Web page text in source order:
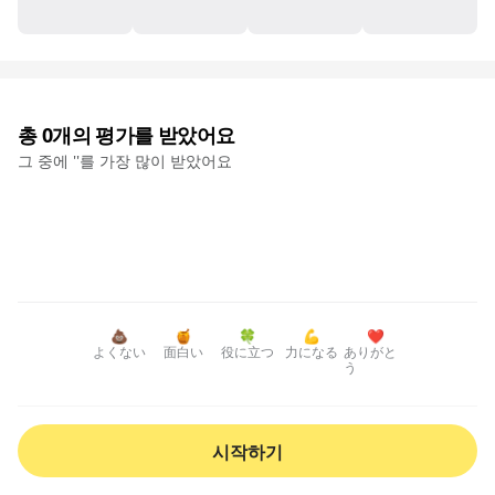
총0개의 평가를 받았어요
그 중에 ''를 가장 많이 받았어요
💩
よくない
🍯
面白い
🍀
役に立つ
💪
力になる
❤️
ありがと
う
시작하기